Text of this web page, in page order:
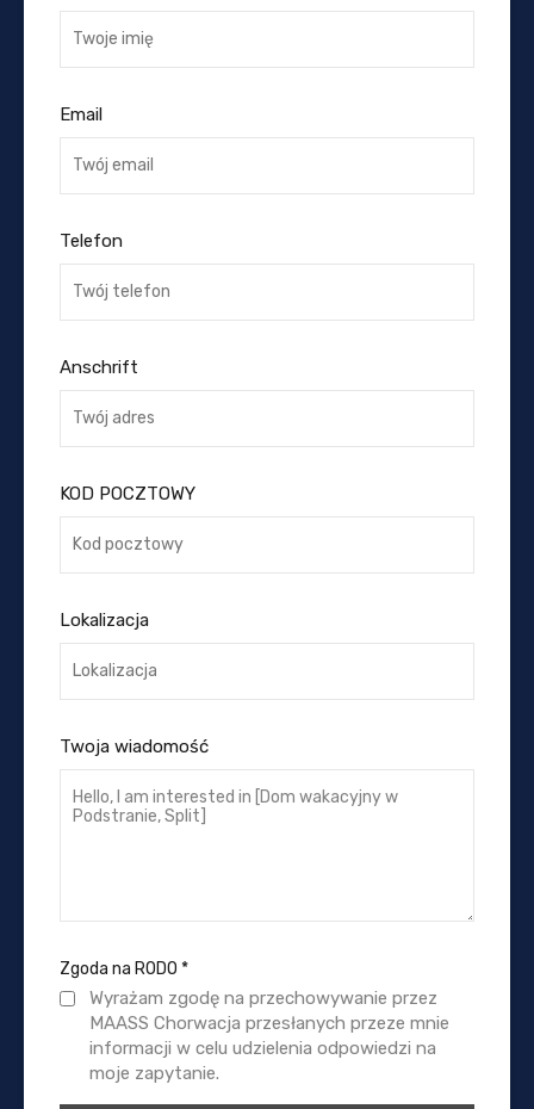
Email
Telefon
Anschrift
KOD POCZTOWY
Lokalizacja
Twoja wiadomość
Zgoda na RODO *
Wyrażam zgodę na przechowywanie przez
MAASS Chorwacja przesłanych przeze mnie
informacji w celu udzielenia odpowiedzi na
moje zapytanie.